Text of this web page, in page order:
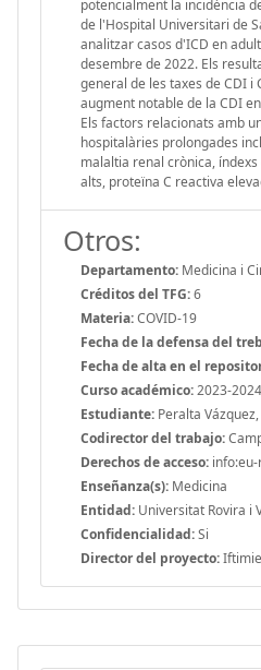
potencialment la incidència
de l'Hospital Universitari de
analitzar casos d'ICD en
desembre de 2022. Els
general de les taxes de CDI i
augment notable de la CDI
Els factors relacionats amb
hospitalàries prolongades
malaltia renal crònica,
alts, proteïna C reactiva
Otros:
Departamento: Medicina i
Créditos del TFG:6
Materia:COVID-19
Fecha de la defensa del
Fecha de alta en el
Curso académico:2023-2024
Estudiante: Peralta
Codirector del trabajo:
Derechos de acceso:
Enseñanza(s): Medicina
Entidad: Universitat Rovira i
Confidencialidad:Si
Director del proyecto: